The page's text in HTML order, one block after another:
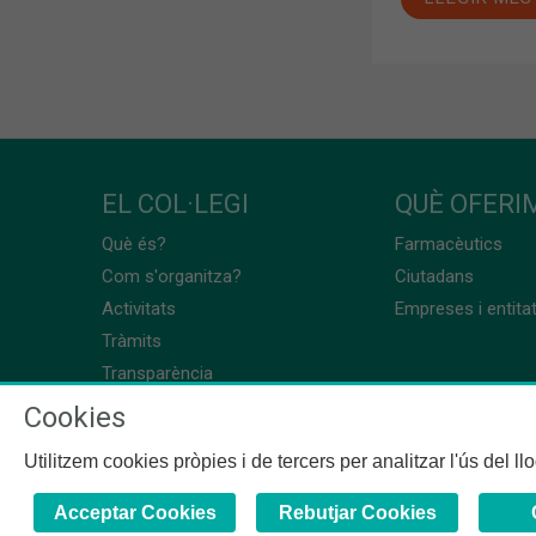
EL COL·LEGI
Què és?
Com s'organitza?
Activitats
Tràmits
Transparència
QUÈ
Farmacèutics
Ciutadans
Empreses i
Cookies
Utilitzem cookies pròpies i de tercers per analitzar l'ús del
Acceptar Cookies Rebutjar Cookies